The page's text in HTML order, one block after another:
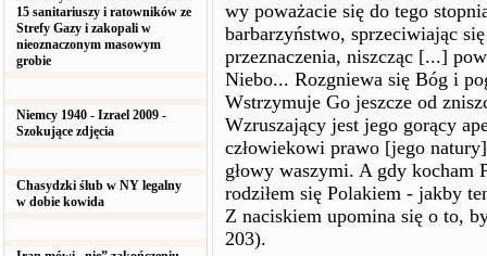
15 sanitariuszy i ratowników ze
Strefy Gazy i zakopali w
nieoznaczonym masowym
grobie
Niemcy 1940 - Izrael 2009 -
Szokujące zdjęcia
Chasydzki ślub w NY legalny
w dobie kowida
wy poważacie się do tego
barbarzyństwo, sprzeciwiając
przeznaczenia, niszcząc [...]
Niebo... Rozgniewa się Bóg i
Wstrzymuje Go jeszcze od
Wzruszający jest jego gorący
człowiekowi prawo [jego
głowy waszymi. A gdy kocham
rodziłem się Polakiem - jakby
Z naciskiem upomina się o to,
203).